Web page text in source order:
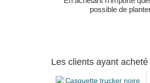
possible de
Les clients ayant